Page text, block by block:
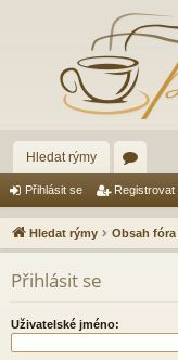
Hledat rýmy
ór
a
Přihlásit se Registrovat
Hledat rýmy Obsah fóra
Přihlásit se
Uživatelské jméno: